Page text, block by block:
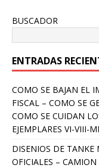
BUSCADOR
ENTRADAS
COMO SE BAJAN EL
FISCAL – COMO SE
COMO SE CUIDAN
EJEMPLARES VI-VIII-
DISENIOS DE TANKE
OFICIALES –